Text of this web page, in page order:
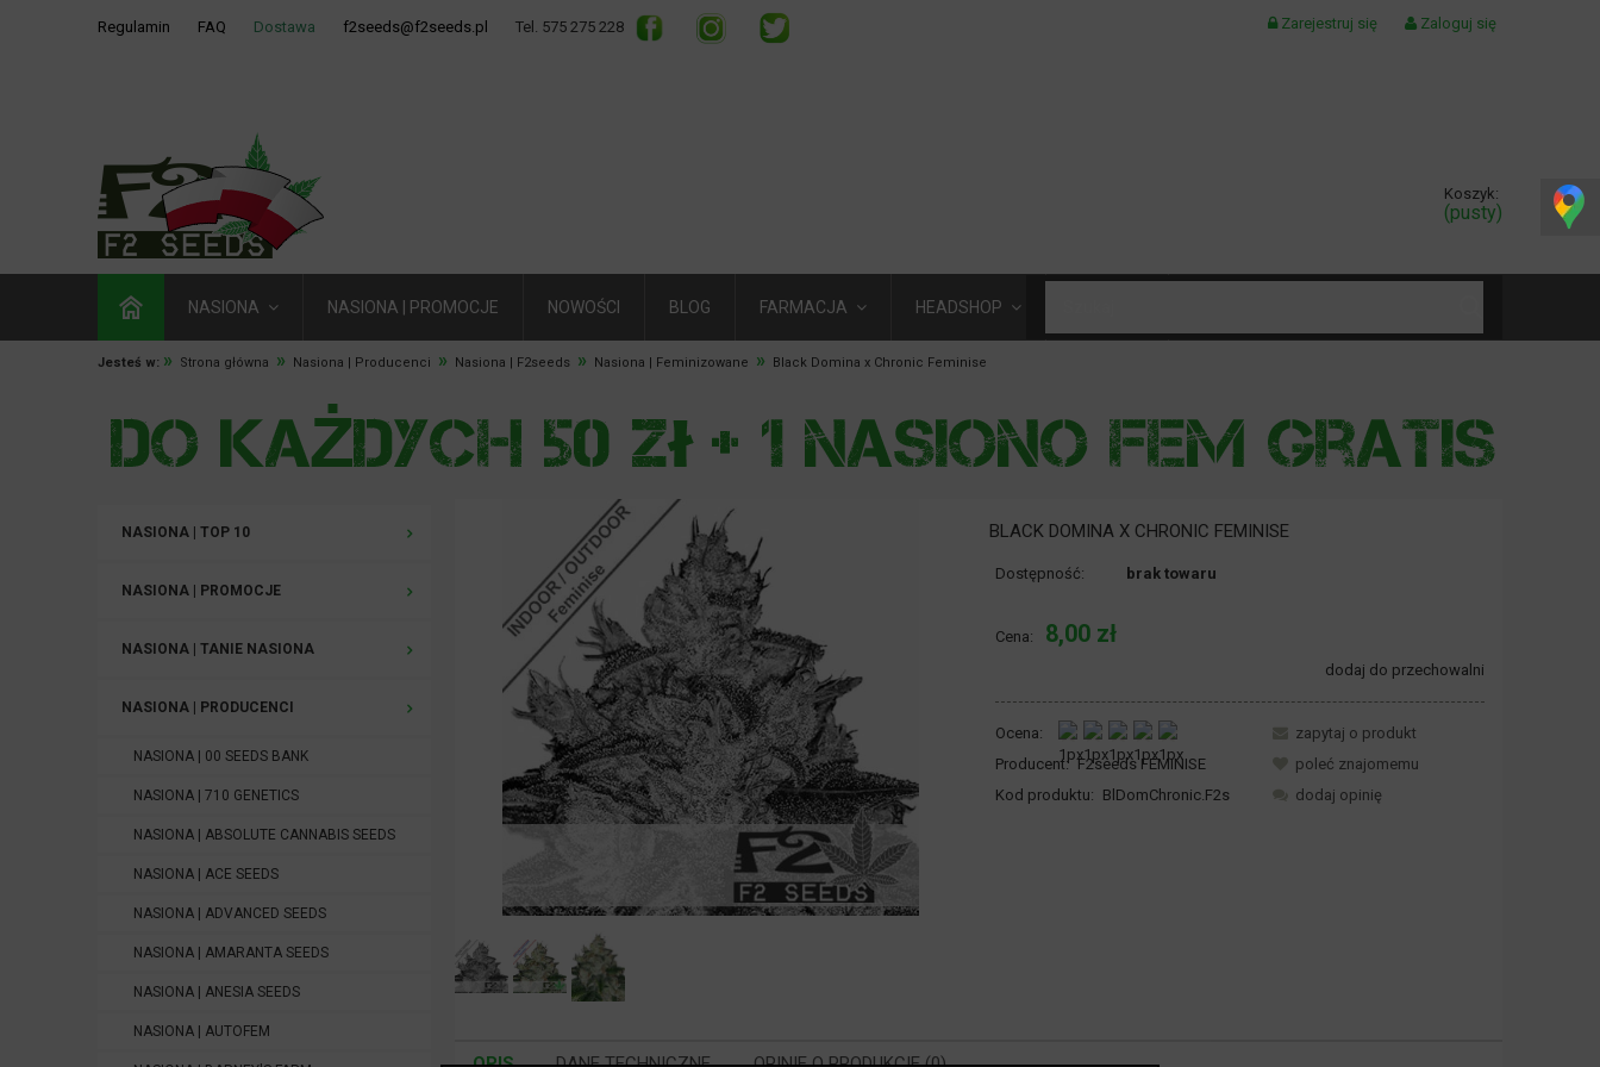
Regulamin FAQ Dostawa f2seeds@f2seeds.pl Tel. 575 275 228 Zarejestruj się Zaloguj się
Koszyk:
(pusty)
NASIONA NASIONA | PROMOCJE NOWOŚCI BLOG FARMACJA HEADSHOP
Jesteś w: » Strona główna » Nasiona | Producenci » Nasiona | F2seeds » Nasiona | Feminizowane » Black Domina x Chronic Feminise
NASIONA | TOP 10
NASIONA | PROMOCJE
NASIONA | TANIE NASIONA
NASIONA | PRODUCENCI
NASIONA | 00 SEEDS BANK
NASIONA | 710 GENETICS
NASIONA | ABSOLUTE CANNABIS SEEDS
NASIONA | ACE SEEDS
NASIONA | ADVANCED SEEDS
NASIONA | AMARANTA SEEDS
NASIONA | ANESIA SEEDS
NASIONA | AUTOFEM
BLACK DOMINA X CHRONIC FEMINISE
Dostępność: brak towaru
Cena: 8,00 zł
dodaj do przechowalni
Ocena:
Producent: F2seeds FEMINISE
Kod produktu: BlDomChronic.F2s
zapytaj o produkt
poleć znajomemu
dodaj opinię